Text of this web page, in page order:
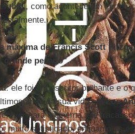
como acontece em certos
máxima de Francis Scott
grande pecado".
: ele foi um escritor brilhante e o
anos da sua vida emLos
para o cinema, ele
muito sofisticado, enquanto os